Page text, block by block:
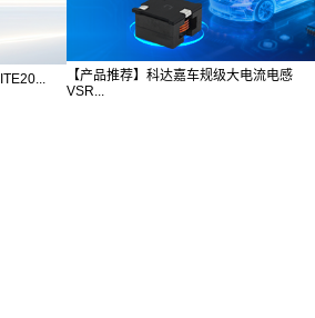
【产品推荐】科达嘉车规级大电流电感
VSR...